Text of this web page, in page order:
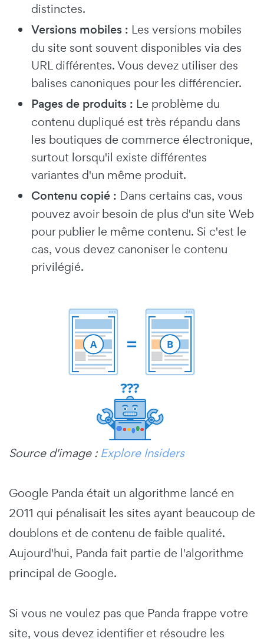
distinctes.
Versions mobiles : Les versions mobiles
du site sont souvent disponibles via des
URL différentes. Vous devez utiliser des
balises canoniques pour les différencier.
Pages de produits : Le problème du
contenu dupliqué est très répandu dans
les boutiques de commerce électronique,
surtout lorsqu'il existe différentes
variantes d'un même produit.
Contenu copié : Dans certains cas, vous
pouvez avoir besoin de plus d'un site Web
pour publier le même contenu. Si c'est le
cas, vous devez canoniser le contenu
privilégié.
Source d'image : Explore Insiders
Google Panda était un algorithme lancé en
2011 qui pénalisait les sites ayant beaucoup de
doublons et de contenu de faible qualité.
Aujourd'hui, Panda fait partie de l'algorithme
principal de Google.
Si vous ne voulez pas que Panda frappe votre
site, vous devez identifier et résoudre les